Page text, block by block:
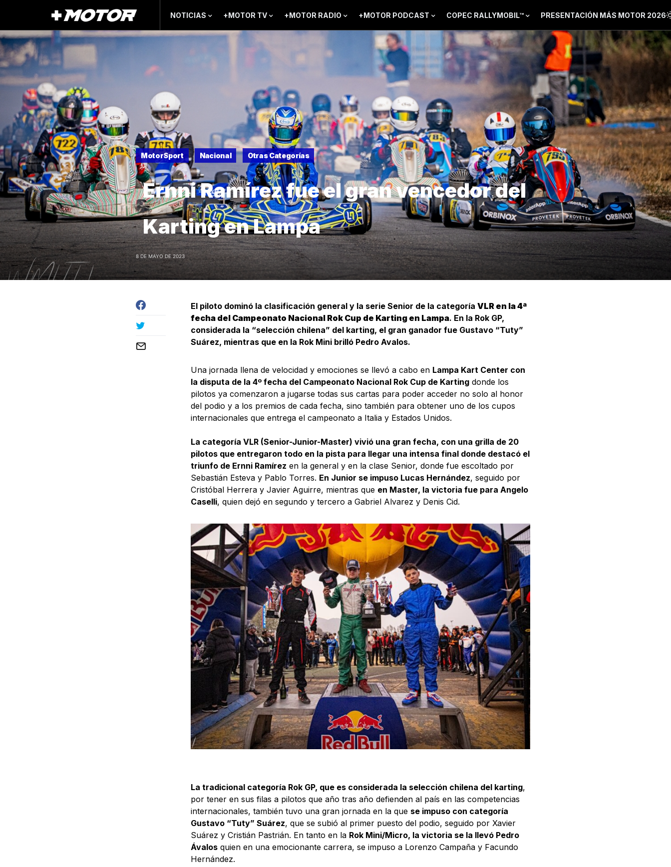
NOTICIAS +MOTOR TV +MOTOR RADIO +MOTOR PODCAST COPEC RALLYMOBIL™ PRESENTACIÓN MÁS MOTOR 2026
MotorSport Nacional Otras Categorías
Ernni Ramírez fue el gran vencedor del
Karting en Lampa
8 DE MAYO DE 2023
El piloto dominó la clasificación general y la serie Senior de la categoría VLR en la 4ª
fecha del Campeonato Nacional Rok Cup de Karting en Lampa. En la Rok GP,
considerada la “selección chilena” del karting, el gran ganador fue Gustavo “Tuty”
Suárez, mientras que en la Rok Mini brilló Pedro Avalos.
Una jornada llena de velocidad y emociones se llevó a cabo en Lampa Kart Center con
la disputa de la 4º fecha del Campeonato Nacional Rok Cup de Karting donde los
pilotos ya comenzaron a jugarse todas sus cartas para poder acceder no solo al honor
del podio y a los premios de cada fecha, sino también para obtener uno de los cupos
internacionales que entrega el campeonato a Italia y Estados Unidos.
La categoría VLR (Senior-Junior-Master) vivió una gran fecha, con una grilla de 20
pilotos que entregaron todo en la pista para llegar una intensa final donde destacó el
triunfo de Ernni Ramírez en la general y en la clase Senior, donde fue escoltado por
Sebastián Esteva y Pablo Torres. En Junior se impuso Lucas Hernández, seguido por
Cristóbal Herrera y Javier Aguirre, mientras que en Master, la victoria fue para Angelo
Caselli, quien dejó en segundo y tercero a Gabriel Alvarez y Denis Cid.
La tradicional categoría Rok GP, que es considerada la selección chilena del karting,
por tener en sus filas a pilotos que año tras año defienden al país en las competencias
internacionales, también tuvo una gran jornada en la que se impuso con categoría
Gustavo “Tuty” Suárez, que se subió al primer puesto del podio, seguido por Xavier
Suárez y Cristián Pastrián. En tanto en la Rok Mini/Micro, la victoria se la llevó Pedro
Ávalos quien en una emocionante carrera, se impuso a Lorenzo Campaña y Facundo
Hernández.